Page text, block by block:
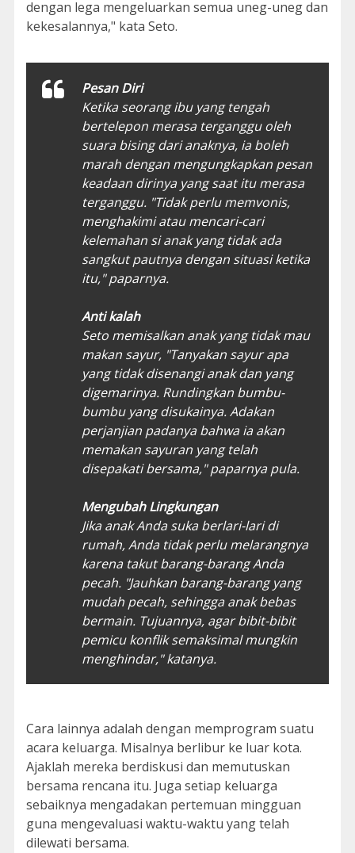
dengan lega mengeluarkan semua uneg-uneg dan
kekesalannya," kata Seto.
Pesan Diri
Ketika seorang ibu yang tengah
bertelepon merasa terganggu oleh
suara bising dari anaknya, ia boleh
marah dengan mengungkapkan pesan
keadaan dirinya yang saat itu merasa
terganggu. "Tidak perlu memvonis,
menghakimi atau mencari-cari
kelemahan si anak yang tidak ada
sangkut pautnya dengan situasi ketika
itu," paparnya.
Anti kalah
Seto memisalkan anak yang tidak mau
makan sayur, "Tanyakan sayur apa
yang tidak disenangi anak dan yang
digemarinya. Rundingkan bumbu-
bumbu yang disukainya. Adakan
perjanjian padanya bahwa ia akan
memakan sayuran yang telah
disepakati bersama," paparnya pula.
Mengubah Lingkungan
Jika anak Anda suka berlari-lari di
rumah, Anda tidak perlu melarangnya
karena takut barang-barang Anda
pecah. "Jauhkan barang-barang yang
mudah pecah, sehingga anak bebas
bermain. Tujuannya, agar bibit-bibit
pemicu konflik semaksimal mungkin
menghindar," katanya.
Cara lainnya adalah dengan memprogram suatu
acara keluarga. Misalnya berlibur ke luar kota.
Ajaklah mereka berdiskusi dan memutuskan
bersama rencana itu. Juga setiap keluarga
sebaiknya mengadakan pertemuan mingguan
guna mengevaluasi waktu-waktu yang telah
dilewati bersama.